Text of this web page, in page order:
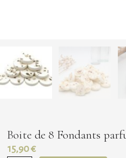
Boite de 8 Fondants
15,90€